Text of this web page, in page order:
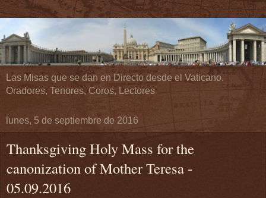
Las Misas que se dan en Directo desde el Vaticano.
Oradores, Tenores, Coros, Lectores
lunes, 5 de septiembre de 2016
Thanksgiving Holy Mass for the
canonization of Mother Teresa -
05.09.2016